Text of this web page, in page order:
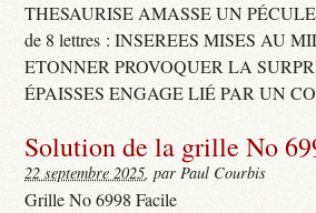
THESAURISE AMASSE UN
de 8 lettres : INSEREES MISES AU
ETONNER PROVOQUER LA
ÉPAISSES ENGAGE LIÉ PAR UN
Solution de la grille No
22 septembre 2025, par Paul Courbis
Grille No 6998 Facile